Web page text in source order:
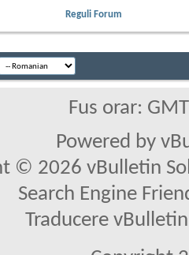
Reguli Forum
Fus orar:
Powered by
© 2026 vBulletin
Search Engine
Traducere